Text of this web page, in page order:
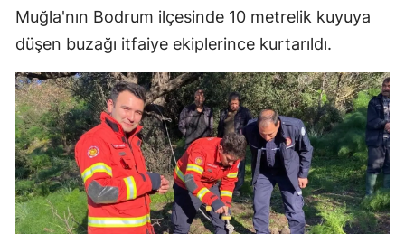
Muğla'nın Bodrum ilçesinde 10 metrelik kuyuya
düşen buzağı itfaiye ekiplerince kurtarıldı.